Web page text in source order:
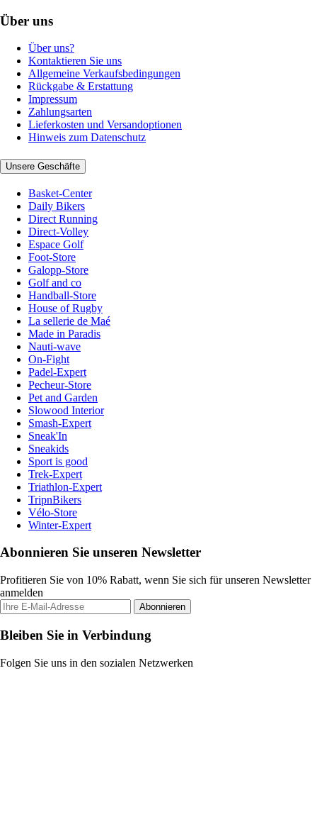
Über uns
Über uns?
Kontaktieren Sie uns
Allgemeine Verkaufsbedingungen
Rückgabe & Erstattung
Impressum
Zahlungsarten
Lieferkosten und Versandoptionen
Hinweis zum Datenschutz
Unsere Geschäfte
Basket-Center
Daily Bikers
Direct Running
Direct-Volley
Espace Golf
Foot-Store
Galopp-Store
Golf and co
Handball-Store
House of Rugby
La sellerie de Maé
Made in Paradis
Nauti-wave
On-Fight
Padel-Expert
Pecheur-Store
Pet and Garden
Slowood Interior
Smash-Expert
Sneak'In
Sneakids
Sport is good
Trek-Expert
Triathlon-Expert
TripnBikers
Vélo-Store
Winter-Expert
Abonnieren Sie unseren Newsletter
Profitieren Sie von 10% Rabatt, wenn Sie sich für unseren Newsletter
anmelden
Abonnieren
Bleiben Sie in Verbindung
Folgen Sie uns in den sozialen Netzwerken